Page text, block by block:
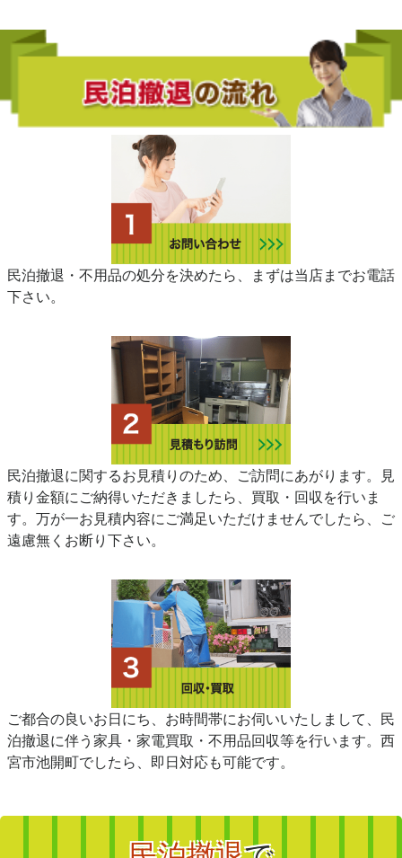
民泊撤退・不用品の処分を決めたら、まずは当店までお電話
下さい。
民泊撤退に関するお見積りのため、ご訪問にあがります。見
積り金額にご納得いただきましたら、買取・回収を行いま
す。万が一お見積内容にご満足いただけませんでしたら、ご
遠慮無くお断り下さい。
ご都合の良いお日にち、お時間帯にお伺いいたしまして、民
泊撤退に伴う家具・家電買取・不用品回収等を行います。西
宮市池開町でしたら、即日対応も可能です。